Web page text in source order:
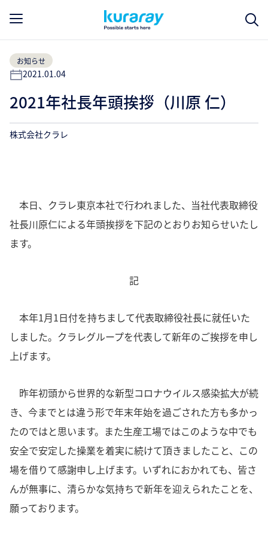
お知らせ
2021.01.04
2021年社長年頭挨拶（川原 仁）
株式会社クラレ
本日、クラレ東京本社で行われました、当社代表取締役
社長川原仁による年頭挨拶を下記のとおりお知らせいたし
ます。
記
本年1月1日付を持ちまして代表取締役社長に就任いた
しました。クラレグループを代表して新年のご挨拶を申し
上げます。
昨年初頭から世界的な新型コロナウイルス感染拡大が続
き、今までとは違う形で年末年始を過ごされた方も多かっ
たのではと思います。また生産工場ではこのような中でも
安全で安定した操業を着実に続けて頂きましたこと、この
場を借りて感謝申し上げます。いずれにおかれても、皆さ
んが無事に、清らかな気持ちで新年を迎えられたことを、
願っております。